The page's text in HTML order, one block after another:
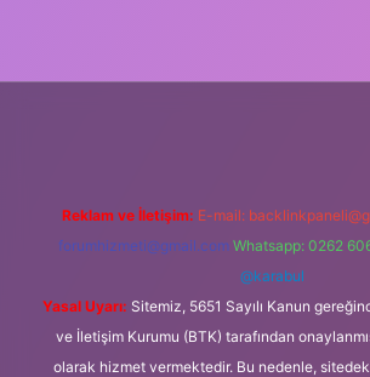
Reklam ve İletişim: E-mail:
forumhizmeti@gmail.com Whatsapp: 0262
@karabul
Yasal Uyarı: Sitemiz, 5651 Sayılı Kanun
ve İletişim Kurumu (BTK) tarafından
olarak hizmet vermektedir. Bu nedenle,